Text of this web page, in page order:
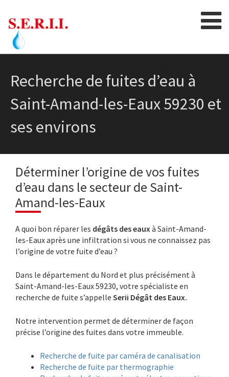
Recherche de fuites d’eau à
Saint-Amand-les-Eaux 59230 et
ses environs
Déterminer l’origine de vos fuites
d’eau dans le secteur de Saint-
Amand-les-Eaux
A quoi bon réparer les dégâts des eauxà Saint-Amand-
les-Eaux après une infiltration si vous ne connaissez pas
l’origine de votre fuite d’eau ?
Dans le département du Nord et plus précisément à
Saint-Amand-les-Eaux 59230, votre spécialiste en
recherche de fuite s’appelle Serii Dégât des Eaux.
Notre intervention permet de déterminer de façon
précise l’origine des fuites dans votre immeuble.
Recherche de fuite par caméra de canalisation
Recherche de fuite par thermographie